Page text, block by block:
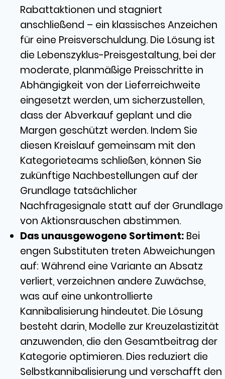
Rabattaktionen und stagniert
anschließend – ein klassisches Anzeichen
für eine Preisverschuldung. Die Lösung ist
die Lebenszyklus-Preisgestaltung, bei der
moderate, planmäßige Preisschritte in
Abhängigkeit von der Lieferreichweite
eingesetzt werden, um sicherzustellen,
dass der Abverkauf geplant und die
Margen geschützt werden. Indem Sie
diesen Kreislauf gemeinsam mit den
Kategorieteams schließen, können Sie
zukünftige Nachbestellungen auf der
Grundlage tatsächlicher
Nachfragesignale statt auf der Grundlage
von Aktionsrauschen abstimmen.
Das unausgewogene Sortiment: Bei
engen Substituten treten Abweichungen
auf: Während eine Variante an Absatz
verliert, verzeichnen andere Zuwächse,
was auf eine unkontrollierte
Kannibalisierung hindeutet. Die Lösung
besteht darin, Modelle zur Kreuzelastizität
anzuwenden, die den Gesamtbeitrag der
Kategorie optimieren. Dies reduziert die
Selbstkannibalisierung und verschafft den